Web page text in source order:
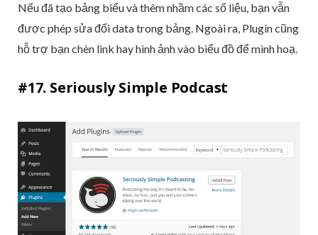
Nếu đã tạo bảng biểu và thêm nhầm các số liệu, bạn vẫn
được phép sửa đổi data trong bảng. Ngoài ra, Plugin cũng
hỗ trợ bạn chèn link hay hình ảnh vào biểu đồ để minh hoạ.
#17. Seriously Simple Podcast